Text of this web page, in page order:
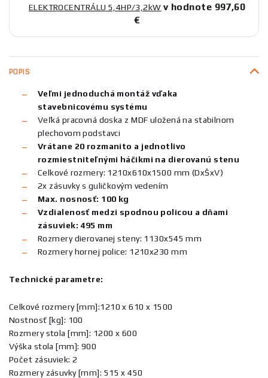
ELEKTROCENTRÁLU 5,4HP/3,2kW v hodnote 997,60
€
POPIS
Veľmi jednoduchá montáž vďaka
stavebnicovému systému
Veľká pracovná doska z MDF uložená na stabilnom
plechovom podstavci
Vrátane 20 rozmanito a jednotlivo
rozmiestniteľnými háčikmi na dierovanú stenu
Celkové rozmery: 1210x610x1500 mm (DxŠxV)
2x zásuvky s guličkovým vedením
Max. nosnosť: 100 kg
Vzdialenosť medzi spodnou policou a dňami
zásuviek: 495 mm
Rozmery dierovanej steny: 1130x545 mm
Rozmery hornej police: 1210x230 mm
Technické parametre:
Celkové rozmery [mm]:1210 x 610 x 1500
Nostnosť [kg]: 100
Rozmery stola [mm]: 1200 x 600
Výška stola [mm]: 900
Počet zásuviek: 2
Rozmery zásuvky [mm]: 515 x 450